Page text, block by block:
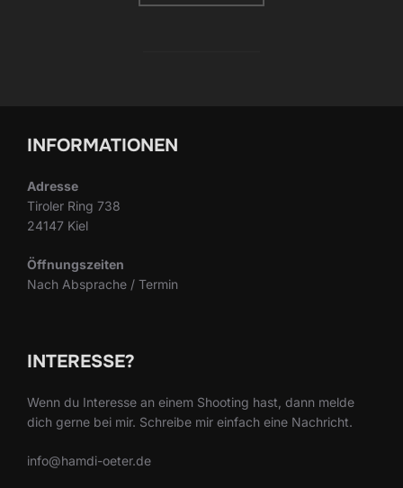
INFORMATIONEN
Adresse
Tiroler Ring 738
24147 Kiel
Öffnungszeiten
Nach Absprache / Termin
INTERESSE?
Wenn du Interesse an einem Shooting hast, dann melde
dich gerne bei mir. Schreibe mir einfach eine Nachricht.
info@hamdi-oeter.de